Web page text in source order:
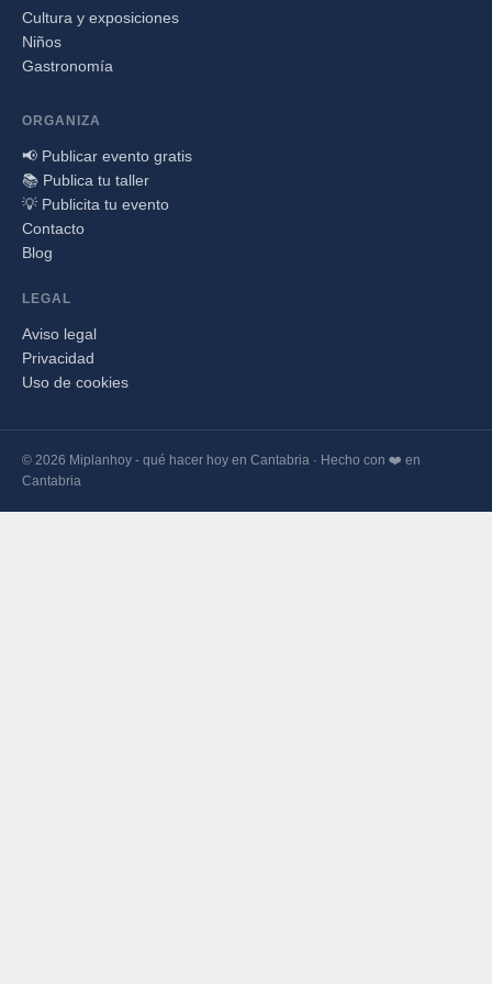
Cultura y exposiciones
Niños
Gastronomía
ORGANIZA
📢 Publicar evento gratis
📚 Publica tu taller
💡 Publicita tu evento
Contacto
Blog
LEGAL
Aviso legal
Privacidad
Uso de cookies
© 2026 Miplanhoy - qué hacer hoy en Cantabria · Hecho con ❤️ en
Cantabria